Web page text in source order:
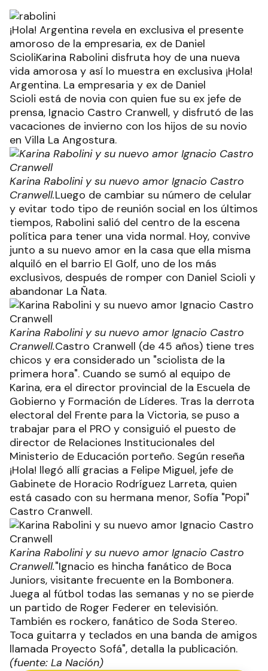
¡Hola! Argentina revela en exclusiva el presente
amoroso de la empresaria, ex de Daniel
ScioliKarina Rabolini disfruta hoy de una nueva
vida amorosa y así lo muestra en exclusiva ¡Hola!
Argentina. La empresaria y ex de Daniel
Scioli está de novia con quien fue su ex jefe de
prensa, Ignacio Castro Cranwell, y disfrutó de las
vacaciones de invierno con los hijos de su novio
en Villa La Angostura.
Karina Rabolini y su nuevo amor Ignacio Castro
Cranwell.Luego de cambiar su número de celular
y evitar todo tipo de reunión social en los últimos
tiempos, Rabolini salió del centro de la escena
política para tener una vida normal. Hoy, convive
junto a su nuevo amor en la casa que ella misma
alquiló en el barrio El Golf, uno de los más
exclusivos, después de romper con Daniel Scioli y
abandonar La Ñata.
Karina Rabolini y su nuevo amor Ignacio Castro
Cranwell.Castro Cranwell (de 45 años) tiene tres
chicos y era considerado un "sciolista de la
primera hora". Cuando se sumó al equipo de
Karina, era el director provincial de la Escuela de
Gobierno y Formación de Líderes. Tras la derrota
electoral del Frente para la Victoria, se puso a
trabajar para el PRO y consiguió el puesto de
director de Relaciones Institucionales del
Ministerio de Educación porteño. Según reseña
¡Hola! llegó allí gracias a Felipe Miguel, jefe de
Gabinete de Horacio Rodríguez Larreta, quien
está casado con su hermana menor, Sofía "Popi"
Castro Cranwell.
Karina Rabolini y su nuevo amor Ignacio Castro
Cranwell."Ignacio es hincha fanático de Boca
Juniors, visitante frecuente en la Bombonera.
Juega al fútbol todas las semanas y no se pierde
un partido de Roger Federer en televisión.
También es rockero, fanático de Soda Stereo.
Toca guitarra y teclados en una banda de amigos
llamada Proyecto Sofá", detalla la publicación.
(fuente: La Nación)